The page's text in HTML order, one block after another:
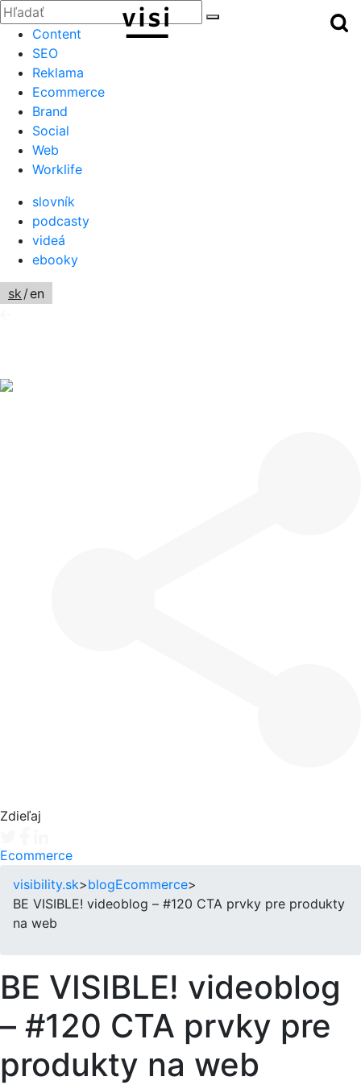
Zatvoriť
Hľadať:
Menu
Content
SEO
Reklama
Ecommerce
Brand
Social
Web
Worklife
slovník
podcasty
videá
ebooky
sk/en
Zdieľaj
Ecommerce
visibility.sk>blogEcommerce>
BE VISIBLE! videoblog – #120 CTA prvky pre produkty
na web
BE VISIBLE! videoblog
– #120 CTA prvky pre
produkty na web